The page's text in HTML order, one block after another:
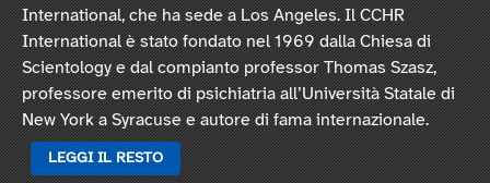
International, che ha sede a Los Angeles. Il CCHR
International è stato fondato nel 1969 dalla Chiesa di
Scientology e dal compianto professor Thomas Szasz,
professore emerito di psichiatria all’Università Statale di
New York a Syracuse e autore di fama internazionale.
LEGGI IL RESTO